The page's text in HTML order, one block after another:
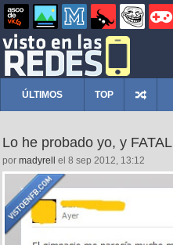
ÚLTIMOS TOP
Lo he probado yo, y FATAL
por madyrell el 8 sep 2012, 13:12